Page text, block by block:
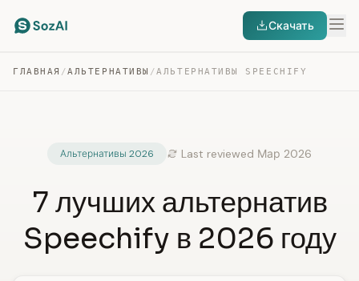
Скачать
ГЛАВНАЯ /АЛЬТЕРНАТИВЫ /АЛЬТЕРНАТИВЫ SPEECHIFY
Альтернативы 2026 Last reviewed Мар 2026
7 лучших альтернатив
Speechify в 2026 году